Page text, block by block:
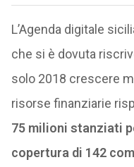
L’Agenda digitale
che si è dovuta
solo 2018 crescere
risorse finanziarie
75 milioni stanziati
copertura di 142